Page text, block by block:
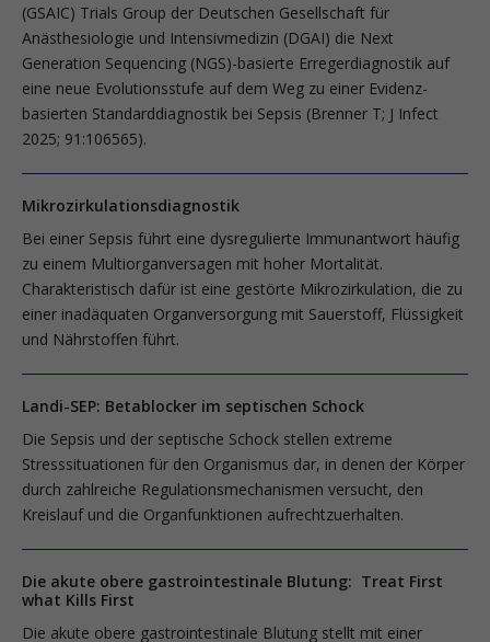
(GSAIC) Trials Group der Deutschen Gesellschaft für
Anästhesiologie und Intensivmedizin (DGAI) die Next
Generation Sequencing (NGS)-basierte Erregerdiagnostik auf
eine neue Evolutionsstufe auf dem Weg zu einer Evidenz-
basierten Standarddiagnostik bei Sepsis (Brenner T; J Infect
2025; 91:106565).
Mikrozirkulationsdiagnostik
Bei einer Sepsis führt eine dysregulierte Immunantwort häufig
zu einem Multi­organversagen mit hoher Mortalität.
Charakteristisch dafür ist eine gestörte Mikrozirkulation, die zu
einer inadäquaten Organversorgung mit Sauerstoff, Flüssigkeit
und Nährstoffen führt.
Landi-SEP: Betablocker im septischen Schock
Die Sepsis und der septische Schock stellen extreme
Stresssituationen für den Organismus dar, in denen der Körper
durch zahlreiche Regulationsmechanismen versucht, den
Kreislauf und die Organfunktionen aufrechtzuerhalten.
Die akute obere gastrointestinale Blutung: Treat First
what Kills First
Die akute obere gastrointestinale Blutung stellt mit einer